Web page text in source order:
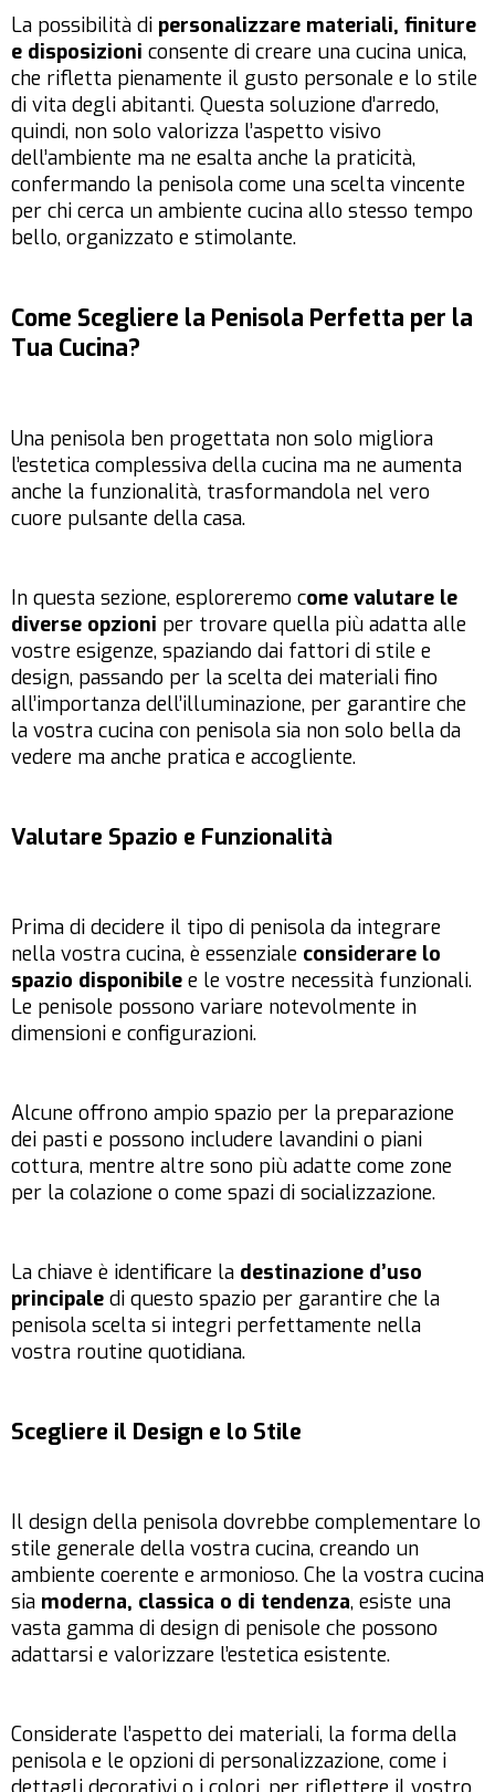
La possibilità di personalizzare materiali, finiture
e disposizioni consente di creare una cucina unica,
che rifletta pienamente il gusto personale e lo stile
di vita degli abitanti. Questa soluzione d’arredo,
quindi, non solo valorizza l’aspetto visivo
dell’ambiente ma ne esalta anche la praticità,
confermando la penisola come una scelta vincente
per chi cerca un ambiente cucina allo stesso tempo
bello, organizzato e stimolante.
Come Scegliere la Penisola Perfetta per la
Tua Cucina?
Una penisola ben progettata non solo migliora
l’estetica complessiva della cucina ma ne aumenta
anche la funzionalità, trasformandola nel vero
cuore pulsante della casa.
In questa sezione, esploreremo come valutare le
diverse opzioni per trovare quella più adatta alle
vostre esigenze, spaziando dai fattori di stile e
design, passando per la scelta dei materiali fino
all’importanza dell’illuminazione, per garantire che
la vostra cucina con penisola sia non solo bella da
vedere ma anche pratica e accogliente.
Valutare Spazio e Funzionalità
Prima di decidere il tipo di penisola da integrare
nella vostra cucina, è essenziale considerare lo
spazio disponibile e le vostre necessità funzionali.
Le penisole possono variare notevolmente in
dimensioni e configurazioni.
Alcune offrono ampio spazio per la preparazione
dei pasti e possono includere lavandini o piani
cottura, mentre altre sono più adatte come zone
per la colazione o come spazi di socializzazione.
La chiave è identificare la destinazione d’uso
principale di questo spazio per garantire che la
penisola scelta si integri perfettamente nella
vostra routine quotidiana.
Scegliere il Design e lo Stile
Il design della penisola dovrebbe complementare lo
stile generale della vostra cucina, creando un
ambiente coerente e armonioso. Che la vostra cucina
sia moderna, classica o di tendenza, esiste una
vasta gamma di design di penisole che possono
adattarsi e valorizzare l’estetica esistente.
Considerate l’aspetto dei materiali, la forma della
penisola e le opzioni di personalizzazione, come i